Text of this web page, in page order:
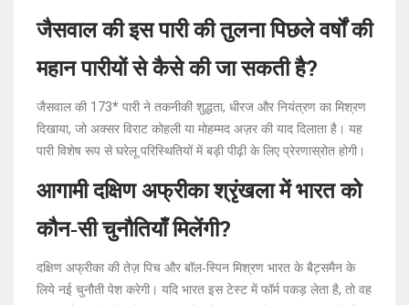
जैसवाल की इस पारी की तुलना पिछले वर्षों की
महान पारीयों से कैसे की जा सकती है?
जैसवाल की 173* पारी ने तकनीकी शुद्धता, धीरज और नियंत्रण का मिश्रण
दिखाया, जो अक्सर विराट कोहली या मोहम्मद अज़र की याद दिलाता है। यह
पारी विशेष रूप से घरेलू परिस्थितियों में बड़ी पीढ़ी के लिए प्रेरणास्रोत होगी।
आगामी दक्षिण अफ्रीका श्रृंखला में भारत को
कौन‑सी चुनौतियाँ मिलेंगी?
दक्षिण अफ्रीका की तेज़ पिच और बॉल‑स्पिन मिश्रण भारत के बैट्समैन के
लिये नई चुनौती पेश करेगी। यदि भारत इस टेस्ट में फॉर्म पकड़ लेता है, तो वह